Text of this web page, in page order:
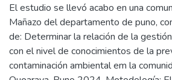
El estudio se llevó acabo en una
Mañazo del departamento de puno,
de: Determinar la relación de la
con el nivel de conocimientos de la
contaminación ambiental em la